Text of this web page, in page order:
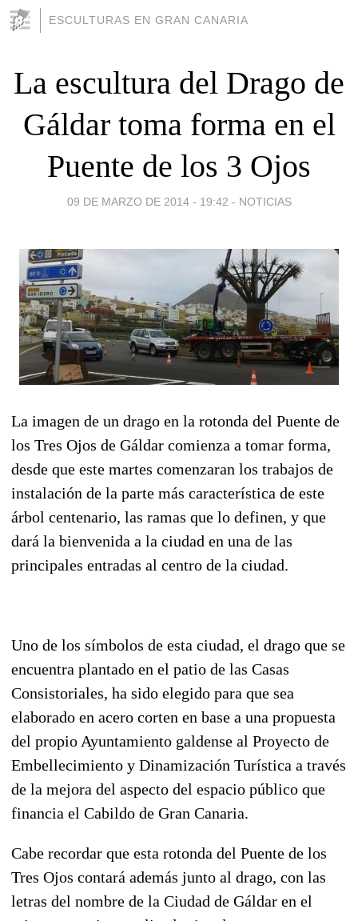
ESCULTURAS EN GRAN CANARIA
La escultura del Drago de
Gáldar toma forma en el
Puente de los 3 Ojos
09 DE MARZO DE 2014 - 19:42 - NOTICIAS
La imagen de un drago en la rotonda del Puente de
los Tres Ojos de Gáldar comienza a tomar forma,
desde que este martes comenzaran los trabajos de
instalación de la parte más característica de este
árbol centenario, las ramas que lo definen, y que
dará la bienvenida a la ciudad en una de las
principales entradas al centro de la ciudad.
Uno de los símbolos de esta ciudad, el drago que se
encuentra plantado en el patio de las Casas
Consistoriales, ha sido elegido para que sea
elaborado en acero corten en base a una propuesta
del propio Ayuntamiento galdense al Proyecto de
Embellecimiento y Dinamización Turística a través
de la mejora del aspecto del espacio público que
financia el Cabildo de Gran Canaria.
Cabe recordar que esta rotonda del Puente de los
Tres Ojos contará además junto al drago, con las
letras del nombre de la Ciudad de Gáldar en el